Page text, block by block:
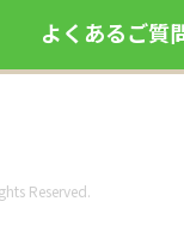
よくあるご質
Reserved.